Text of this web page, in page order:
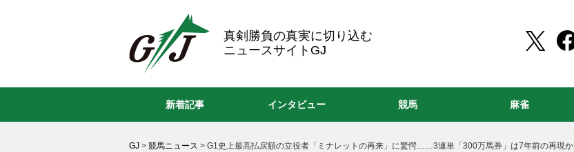
真剣勝負の真実に切り込む
ニュースサイトGJ
GJ > 競馬ニュース > G1史上最高払戻額の立役者「ミナレットの再来」に驚愕……3連単「300万馬券」は7年前の再現か
新着記事 インタビュー 競馬 麻雀